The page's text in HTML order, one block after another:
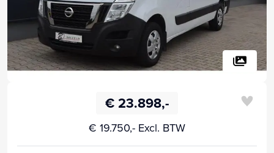
€ 23.898,-
€ 19.750,- Excl. BTW